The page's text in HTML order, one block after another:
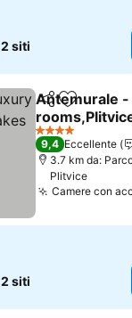
2 siti
CondividiAggiungi
Antemurale
Scopri i
4 Stelle
9,4 Eccellente
3.7 km da:
Plitvice
Camere con
2 siti